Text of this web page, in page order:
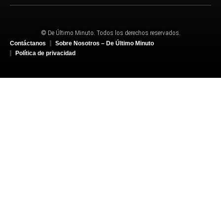
© De Último Minuto. Todos los derechos reservados.
Contáctanos
Sobre Nosotros – De Último Minuto
Política de privacidad